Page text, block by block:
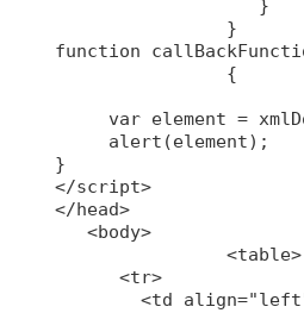
function
var element =
     alert(element);
}
</script>
</head>
   <body>
		<table>
      <tr>
<td